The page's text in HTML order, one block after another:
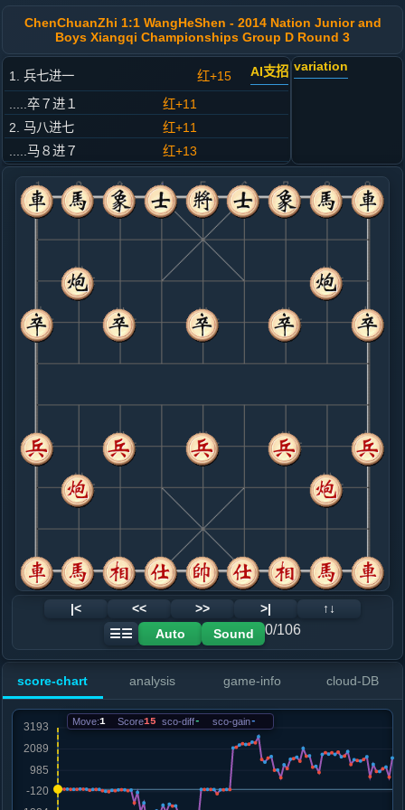
ChenChuanZhi 1:1 WangHeShen - 2014 Nation Junior and
Boys Xiangqi Championships Group D Round 3
1. 兵七进一 红+15 AI支招
.....卒７进１
红+11
2. 马八进七
红+11
.....马８进７
红+13
3. 炮二平六
红+2
.....车９平８
红+3
4. 马二进三
红+2
.....象３进５
红+20
5. 车一平二
红+11
.....砲８进４
6. 仕六进五
黑+40
炮八平九
.....马２进３
黑+3
砲８平５
7. 相七进五
黑+1
8. 马七进六
黑+66
兵五进一
.....砲２平７
黑+97
9. 车九平八
黑+119
.....车１平２
10. 炮八进四
黑+67
炮八进六
.....卒３进１
黑+25
砲８平５
黑+16
.....象５进３
黑+20
12. 炮六平七
黑+65
兵五进一
黑+34
13. 炮七进二
黑+699
兵五进一
黑+1154
仕五退六
.....砲８平６
黑+698
象３退５
15. 仕五进四
仕五退六
.....车８进９
16. 马三退二
黑+1868
variation
|< << >> >|
↑↓
☰☰
Auto Sound 0/106
score-chart analysis game-info cloud-DB
Move:1 Score15 sco-diff- sco-gain-